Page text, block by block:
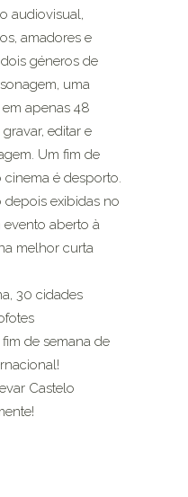
audiovisual,
amadores e
géneros de
uma
apenas 48
editar e
Um fim de
é desporto.
depois exibidas no
evento aberto à
melhor curta
30 cidades
de semana de
Castelo